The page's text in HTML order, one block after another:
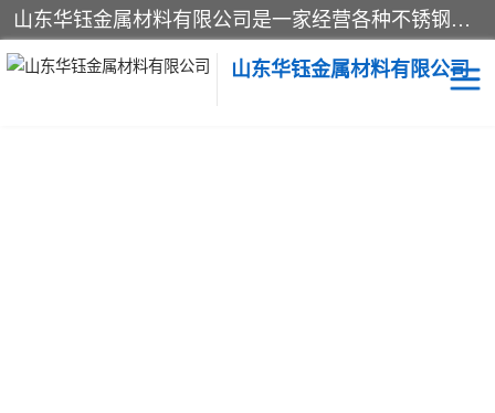
山东华钰金属材料有限公司是一家经营各种不锈钢管材、板材、圆钢、法兰、封头、型材等产品的公司；主营产品有：不锈钢管，激光切割，管件标准件，不锈钢圆钢，不锈钢人孔，不锈钢亮管，不锈钢角钢，不锈钢加工，不锈钢管子，不锈钢工业方管，不锈钢封头，不锈钢法兰，不锈钢阀门，不锈钢槽钢，不锈钢扁钢，不锈钢板等；可为客户制作各种规格的型材及不锈钢配件、非标准件及各种容器具等，能满足客户的不同采购要求。
山东华钰金属材料有限公司